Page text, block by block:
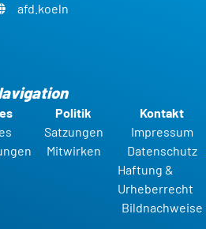
afd.koeln
Politik
Satzungen
Mitwirken
Kontakt
Impressum
Datenschutz
Haftung &
Urheberrecht
Bildnachweise